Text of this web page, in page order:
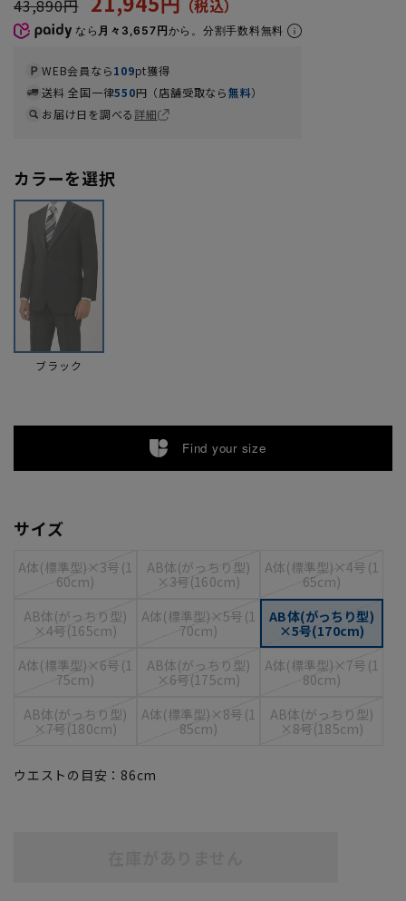
43,890円
なら 月々3,657円から。分割手数料無料
WEB会員なら109pt獲得
送料 全国一律550円（店舗受取なら無料）
お届け日を調べる詳細
カラーを選択
ブラック
Find your size
サイズ
A体(標準型)×3号(1
60cm)
AB体(がっちり型)
×3号(160cm)
A体(標準型)×4号(1
65cm)
AB体(がっちり型)
×4号(165cm)
A体(標準型)×5号(1
70cm)
AB体(がっちり型)
×5号(170cm)
A体(標準型)×6号(1
75cm)
AB体(がっちり型)
×6号(175cm)
A体(標準型)×7号(1
80cm)
AB体(がっちり型)
×7号(180cm)
A体(標準型)×8号(1
85cm)
AB体(がっちり型)
×8号(185cm)
ウエストの目安： 86cm